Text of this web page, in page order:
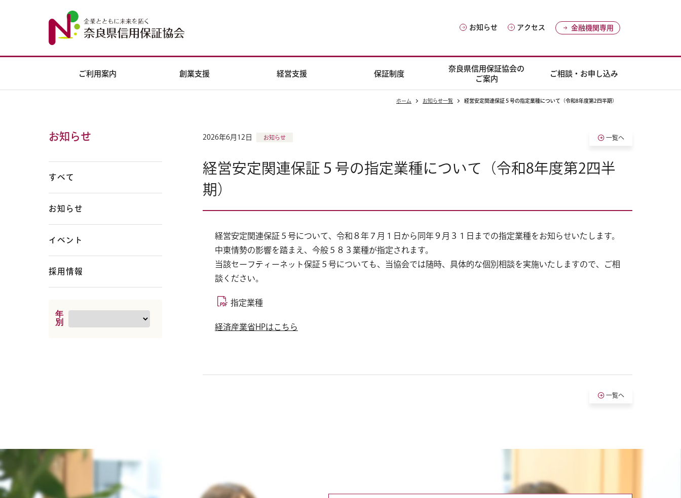
お知らせ アクセス 金融機関専用
ご利用案内 創業支援 経営支援 保証制度
奈良県信用保証協会の
ご案内
ご相談・お申し込み
ホーム お知らせ一覧 経営安定関連保証５号の指定業種について（令和8年度第2四半期）
お知らせ
すべて
お知らせ
イベント
採用情報
年
別
一覧へ
2026年6月12日 お知らせ
経営安定関連保証５号の指定業種について（令和8年度第2四半
期）
経営安定関連保証５号について、令和８年７月１日から同年９月３１日までの指定業種をお知らせいたします。
中東情勢の影響を踏まえ、今般５８３業種が指定されます。
当該セーフティーネット保証５号についても、当協会では随時、具体的な個別相談を実施いたしますので、ご相
談ください。
指定業種
経済産業省HPはこちら
一覧へ